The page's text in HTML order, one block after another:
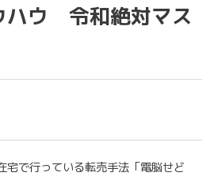
ハウ 令和絶対マス
宅で行っている転売手法「電脳せど